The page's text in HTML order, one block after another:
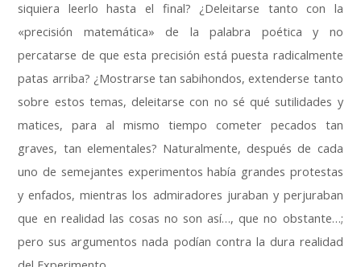
siquiera leerlo hasta el final? ¿Deleitarse tanto con la
«precisión matemática» de la palabra poética y no
percatarse de que esta precisión está puesta radicalmente
patas arriba? ¿Mostrarse tan sabihondos,extenderse tanto
sobre estos temas, deleitarse con no sé qué sutilidades y
matices,para al mismo tiempo cometer pecados tan
graves, tan elementales? Naturalmente, después de cada
uno de semejantes experimentos había grandes protestas
y enfados,mientras los admiradores juraban y perjuraban
que en realidad las cosas no son así…,que no obstante…;
pero sus argumentos nada podían contra la dura realidad